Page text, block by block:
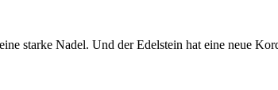
starke Nadel. Und der Edelstein hat eine neue